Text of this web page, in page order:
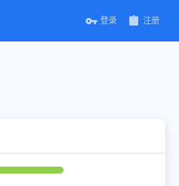
登录 注册